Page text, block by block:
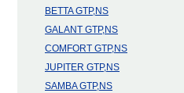
BETTA GTP,NS
GALANT GTP,NS
COMFORT GTP,NS
JUPITER GTP,NS
SAMBA GTP,NS